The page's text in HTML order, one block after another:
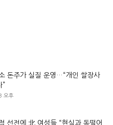
돈주가 실질 운영…“개인 쌀장사
”
오후
선전에 北 여성들 “현실과 동떨어